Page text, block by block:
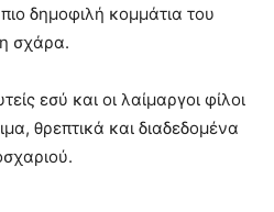
δημοφιλή κομμάτια του
σχάρα.
εσύ και οι λαίμαργοι φίλοι
θρεπτικά και διαδεδομένα